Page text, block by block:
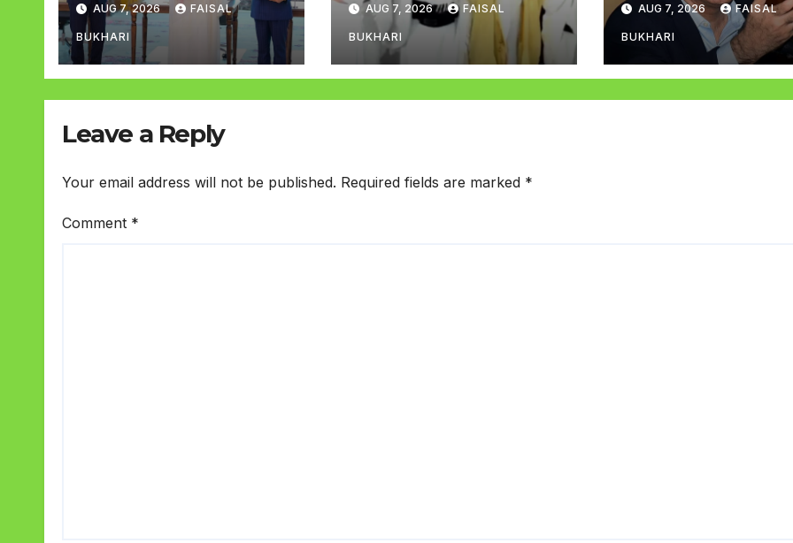
تصور ہوگا
AUG 7, 2026 FAISAL
BUKHARI
AUG 7, 2026 FAISAL
BUKHARI
مراد علی شاہ
AUG 7, 2026 FAISAL
BUKHARI
Leave a Reply
Your email address will not be published. Required fields are marked *
Comment *